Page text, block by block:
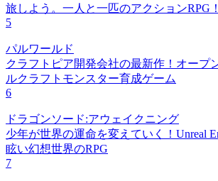
旅しよう。一人と一匹のアクションRPG！
5
パルワールド
クラフトピア開発会社の最新作！オープ
ルクラフトモンスター育成ゲーム
6
ドラゴンソード:アウェイクニング
少年が世界の運命を変えていく！Unreal
眩い幻想世界のRPG
7